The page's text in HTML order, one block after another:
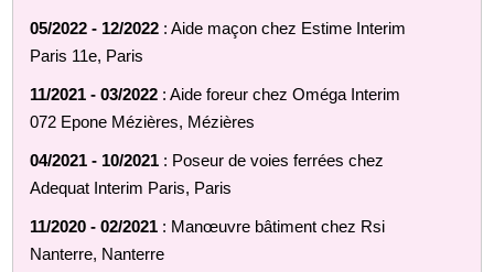
05/2022 - 12/2022 : Aide maçon chez Estime Interim
Paris 11e, Paris
11/2021 - 03/2022 : Aide foreur chez Oméga Interim
072 Epone Mézières, Mézières
04/2021 - 10/2021 : Poseur de voies ferrées chez
Adequat Interim Paris, Paris
11/2020 - 02/2021 : Manœuvre bâtiment chez Rsi
Nanterre, Nanterre